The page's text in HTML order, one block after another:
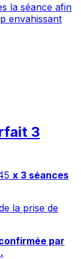
la séance afin
envahissant
3
x 3 séances
la prise de
par